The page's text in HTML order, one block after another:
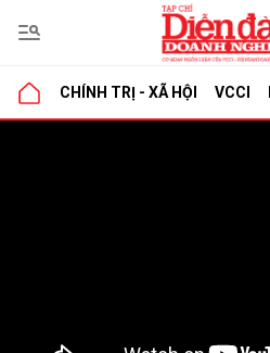
CHÍNH TRỊ - XÃ HỘI VCCI